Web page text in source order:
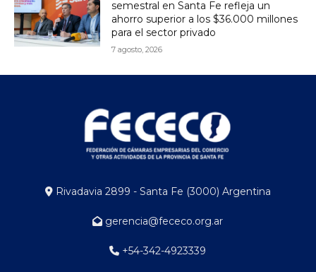
semestral en Santa Fe refleja un
ahorro superior a los $36.000 millones
para el sector privado
7 agosto, 2026
Rivadavia 2899 - Santa Fe (3000) Argentina
gerencia@fececo.org.ar
+54-342-4923339